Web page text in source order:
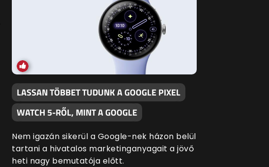
LASSAN TÖBBET TUDUNK A GOOGLE PIXEL
WATCH 5-RŐL, MINT A GOOGLE
Nem igazán sikerül a Google-nek házon belül
tartani a hivatalos marketinganyagait a jövő
heti nagy bemutatója előtt.